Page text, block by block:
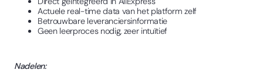
Actuele real-time data van het platform zelf
Betrouwbare leveranciersinformatie
Geen leerproces nodig, zeer intuïtief
Nadelen: